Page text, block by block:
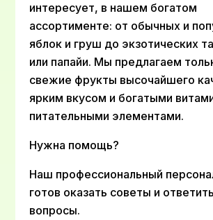
интересует, в нашем богатом
ассортименте: от обычных и
яблок и груш до экзотических
или папайи. Мы предлагаем
свежие фрукты высочайшего
ярким вкусом и богатыми
питательными элементами.
Нужна помощь?
Наш профессиональный
готов оказать советы и
вопросы.